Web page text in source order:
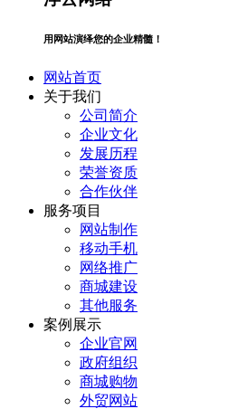
用网站演绎您的企业精髓！
网站首页
关于我们
公司简介
企业文化
发展历程
荣誉资质
合作伙伴
服务项目
网站制作
移动手机
网络推广
商城建设
其他服务
案例展示
企业官网
政府组织
商城购物
外贸网站